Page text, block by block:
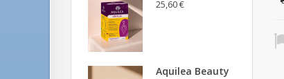
25,60 €
Aquilea Beauty